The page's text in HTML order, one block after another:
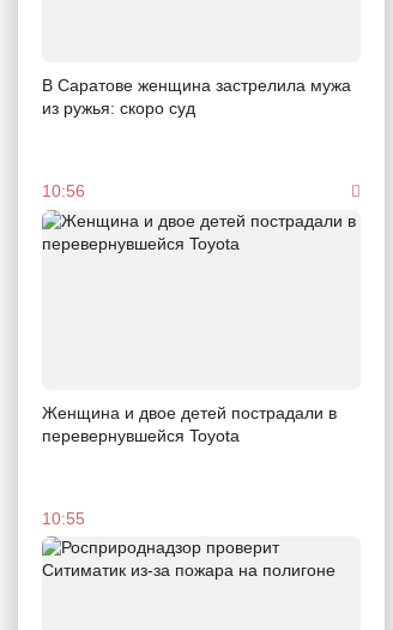
В Саратове женщина застрелила мужа
из ружья: скоро суд
10:56
Женщина и двое детей пострадали в
перевернувшейся Toyota
10:55